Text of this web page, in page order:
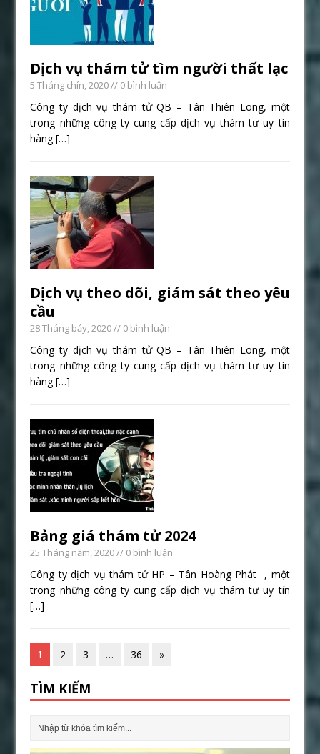
Dịch vụ thám tử tìm người thất lạc
5 Tháng chín, 2020// 0 bình luận
Công ty dịch vụ thám tử QB – Tân Thiên Long, một
trong những công ty cung cấp dịch vụ thám tư uy tín
hàng[…]
Dịch vụ theo dõi, giám sát theo yêu
cầu
28 Tháng bảy, 2020// 0 bình luận
Công ty dịch vụ thám tử QB – Tân Thiên Long, một
trong những công ty cung cấp dịch vụ thám tư uy tín
hàng[…]
Bảng giá thám tử 2024
25 Tháng năm, 2020// 0 bình luận
Công ty dịch vụ thám tử HP – Tân Hoàng Phát , một
trong những công ty cung cấp dịch vụ thám tư uy tín
[…]
1 2 3 … 36 »
TÌM KIẾM